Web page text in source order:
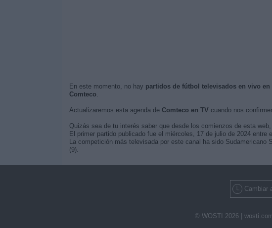
En este momento, no hay partidos de fútbol televisados en vivo en
Comteco.
Actualizaremos esta agenda de Comteco en TV cuando nos
Quizás sea de tu interés saber que desde los comienzos de esta
El primer partido publicado fue el miércoles, 17 de julio de 2024 entre
La competición más televisada por este canal ha sido
(9).
Cambiar
© WOSTI 2026 |